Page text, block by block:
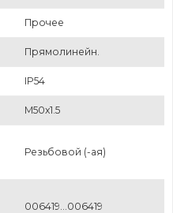
Прочее
Прямолинейн.
IP54
M50x1.5
Резьбовой (-ая)
006419...006419